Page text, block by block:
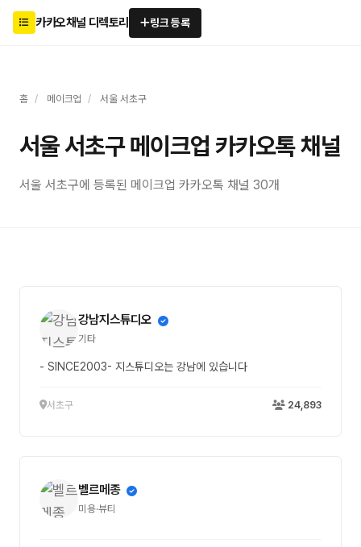
카카오채널 디렉토리 링크 등록
홈 / 메이크업 / 서울 서초구
서울 서초구 메이크업 카카오톡 채널
서울 서초구에 등록된 메이크업 카카오톡 채널 30개
강남지스튜디오
기타
- SINCE2003- 지스튜디오는 강남에 있습니다
서초구 24,893
벨르메종
미용·뷰티